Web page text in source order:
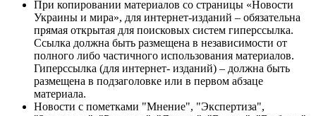
При копировании материалов со страницы «Новости
Украины и мира», для интернет-изданий – обязательна
прямая открытая для поисковых систем гиперссылка.
Ссылка должна быть размещена в независимости от
полного либо частичного использования материалов.
Гиперссылка (для интернет- изданий) – должна быть
размещена в подзаголовке или в первом абзаце
материала.
Новости с пометками "Мнение", "Экспертиза",